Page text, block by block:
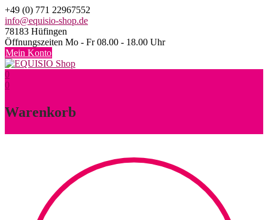
Skip
to
content
+49 (0) 771 22967552
info@equisio-shop.de
78183 Hüfingen
Öffnungszeiten Mo - Fr 08.00 - 18.00 Uhr
Mein Konto
0
0
Warenkorb